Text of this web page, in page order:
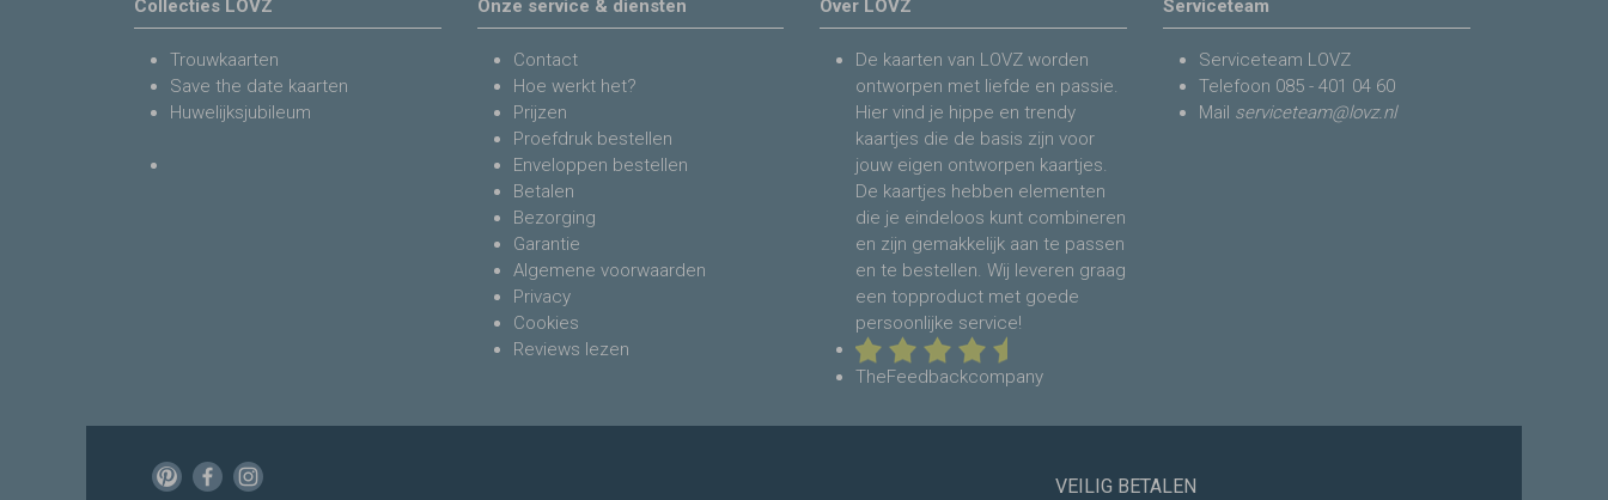
Collecties LOVZ
Trouwkaarten
Save the date kaarten
Huwelijksjubileum
Onze service & diensten
Contact
Hoe werkt het?
Prijzen
Proefdruk bestellen
Enveloppen bestellen
Betalen
Bezorging
Garantie
Algemene voorwaarden
Privacy
Cookies
Reviews lezen
Over LOVZ
De kaarten van LOVZ worden
ontworpen met liefde en passie.
Hier vind je hippe en trendy
kaartjes die de basis zijn voor
jouw eigen ontworpen kaartjes.
De kaartjes hebben elementen
die je eindeloos kunt combineren
en zijn gemakkelijk aan te passen
en te bestellen. Wij leveren graag
een topproduct met goede
persoonlijke service!
TheFeedbackcompany
Serviceteam
Serviceteam LOVZ
Telefoon 085 - 401 04 60
Mail serviceteam@lovz.nl
VEILIG BETALEN